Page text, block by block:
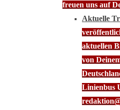
freuen uns auf
Aktuelle
aktuellen
von
Linienbus